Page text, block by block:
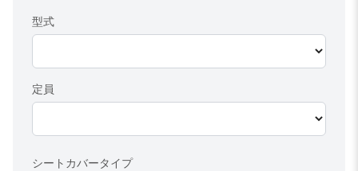
型式
定員
シートカバータイプ